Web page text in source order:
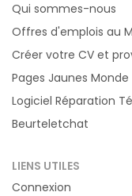
Qui sommes-nous
Offres d'emplois au
Créer votre CV et
Pages Jaunes Monde
Logiciel Réparation
Beurteletchat
LIENS UTILES
Connexion